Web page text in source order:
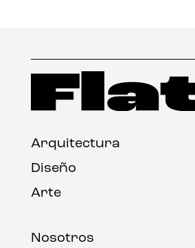
Arquitectura
Diseño
Arte
Nosotros